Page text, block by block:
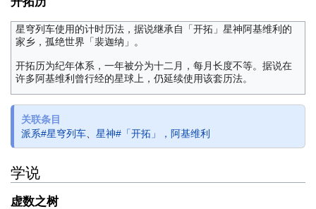
星穹列车使用的计时历法，据说继承自「开拓」星神阿基维利的
家乡，孤绝世界「裴迦纳」。
开拓历为纪年体系，一年被分为十二月，每月长度不等。据说在
许多阿基维利曾行经的星球上，仍延续使用该套历法。
关联条目
派系#星穹列车
星神#「开拓」，阿基维利
学说
虚数之树